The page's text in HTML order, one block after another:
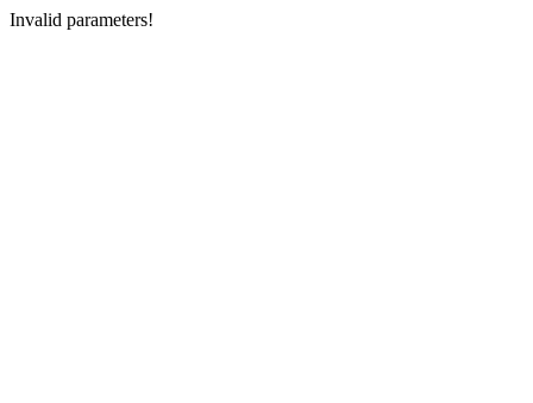
Invalid parameters!